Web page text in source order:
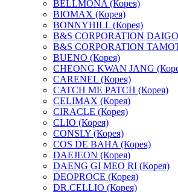
BELLMONA (Корея)
BIOMAX (Корея)
BONNYHILL (Корея)
B&S CORPORATION
B&S CORPORATION
BUENO (Корея)
CHEONG KWAN JANG
CARENEL (Корея)
CATCH ME PATCH (Корея)
CELIMAX (Корея)
CIRACLE (Корея)
CLIO (Корея)
CONSLY (Корея)
COS DE BAHA (Корея)
DAEJEON (Корея)
DAENG GI MEO RI (Корея)
DEOPROCE (Корея)
DR.CELLIO (Корея)